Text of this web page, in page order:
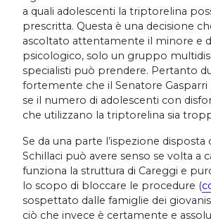
a quali adolescenti la triptorelina
prescritta. Questa è una decisione
ascoltato attentamente il minore e
psicologico, solo un gruppo
specialisti può prendere. Pertanto
fortemente che il Senatore Gasparri
se il numero di adolescenti con
che utilizzano la triptorelina sia
Se da una parte l’ispezione disposta
Schillaci può avere senso se volta a
funziona la struttura di Careggi e
lo scopo di bloccare le procedure (
sospettato dalle famiglie dei
ciò che invece è certamente e